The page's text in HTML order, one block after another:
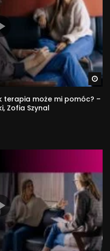
terapia może mi pomóc? –
Zofia Szynal